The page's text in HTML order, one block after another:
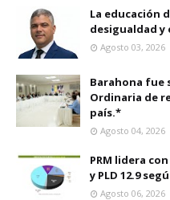
La educación
desigualdad y
Agosto 03, 2026
Barahona fue
Ordinaria de
país.*
Agosto 04, 2026
PRM lidera
y PLD 12.9
Agosto 06, 2026